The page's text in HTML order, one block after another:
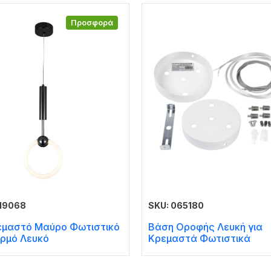
Προσφορά
Μαύρο Φωτιστικό
Λευκό
SKU: 065180
Βάση Οροφής Λευκή για
Κρεμαστά Φωτιστικά